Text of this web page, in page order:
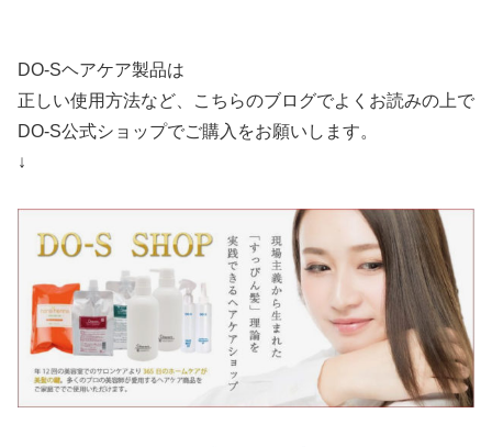
DO-Sヘアケア製品は
正しい使用方法など、こちらのブログでよくお読みの上で
DO-S公式ショップでご購入をお願いします。
↓